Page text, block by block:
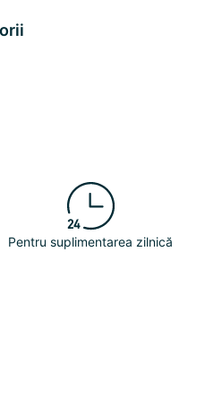
Pentru suplimentarea zilnică